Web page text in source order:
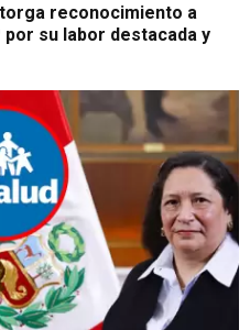
reconocimiento a
su labor destacada y